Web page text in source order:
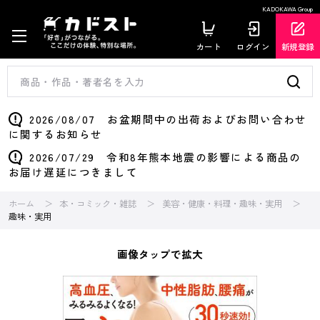
KADOKAWA Group
カート ログイン 新規登録
2026/08/07 お盆期間中の出荷およびお問い合わせ
に関するお知らせ
2026/07/29 令和8年熊本地震の影響による商品の
お届け遅延につきまして
ホーム 本・コミック・雑誌
美容・健康・料理・趣味・実用
趣味・実用
画像タップで拡大